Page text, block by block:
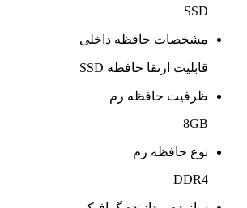
SSD
مشخصات حافظه داخلی
قابلیت ارتقا حافظه SSD
ظرفیت حافظه رم
8GB
نوع حافظه رم
DDR4